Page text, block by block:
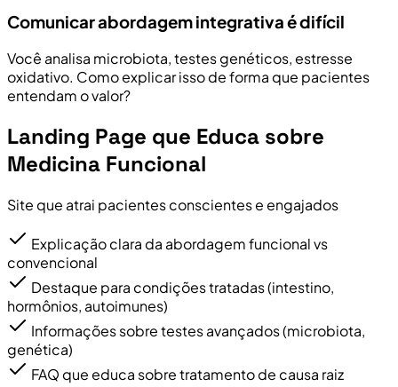
Comunicar abordagem integrativa é difícil
Você analisa microbiota, testes genéticos, estresse
oxidativo. Como explicar isso de forma que pacientes
entendam o valor?
Landing Page que Educa sobre
Medicina Funcional
Site que atrai pacientes conscientes e engajados
Explicação clara da abordagem funcional vs
convencional
Destaque para condições tratadas (intestino,
hormônios, autoimunes)
Informações sobre testes avançados (microbiota,
genética)
FAQ que educa sobre tratamento de causa raiz